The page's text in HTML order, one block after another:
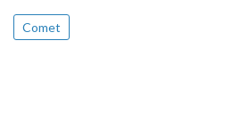
Comet